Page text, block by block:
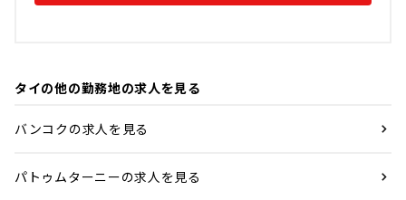
タイの他の勤務地の求人を見る
バンコクの求人を見る
パトゥムターニーの求人を見る